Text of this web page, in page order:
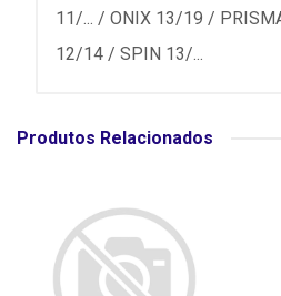
11/... / ONIX 13/19 /
12/14 / SPIN 13/...
Produtos Relacionados